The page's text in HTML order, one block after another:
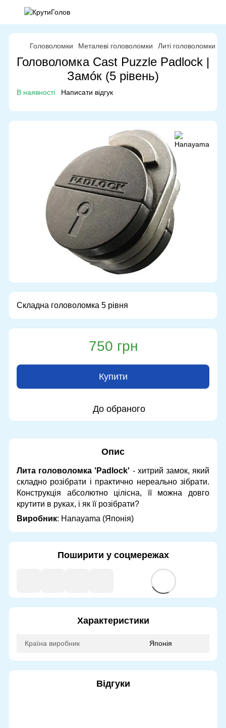
Головоломки Металеві головоломки Литі головоломки
Головоломка Cast Puzzle Padlock |
Замóк (5 рівень)
В наявності Написати відгук
Складна головоломка 5 рівня
750 грн
Купити
До обраного
Опис
Лита головоломка 'Padlock' - хитрий замок, який
складно розібрати і практично нереально зібрати.
Конструкція абсолютно цілісна, її можна довго
крутити в руках, і як її розібрати?
Виробник: Hanayama (Японія)
Поширити у соцмережах
Характеристики
Країна виробник Японія
Відгуки